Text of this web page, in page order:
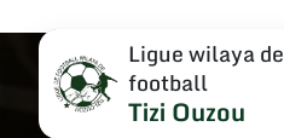
Ligue wilaya de
football
Tizi Ouzou